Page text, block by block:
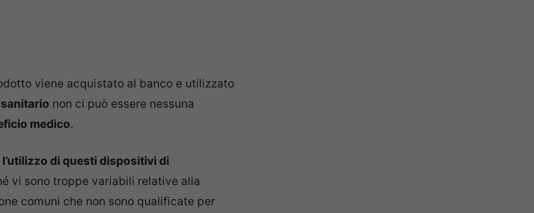
viene acquistato al banco e utilizzato
non ci può essere nessuna
medico.
di questi dispositivi di
vi sono troppe variabili relative alla
comuni che non sono qualificate per